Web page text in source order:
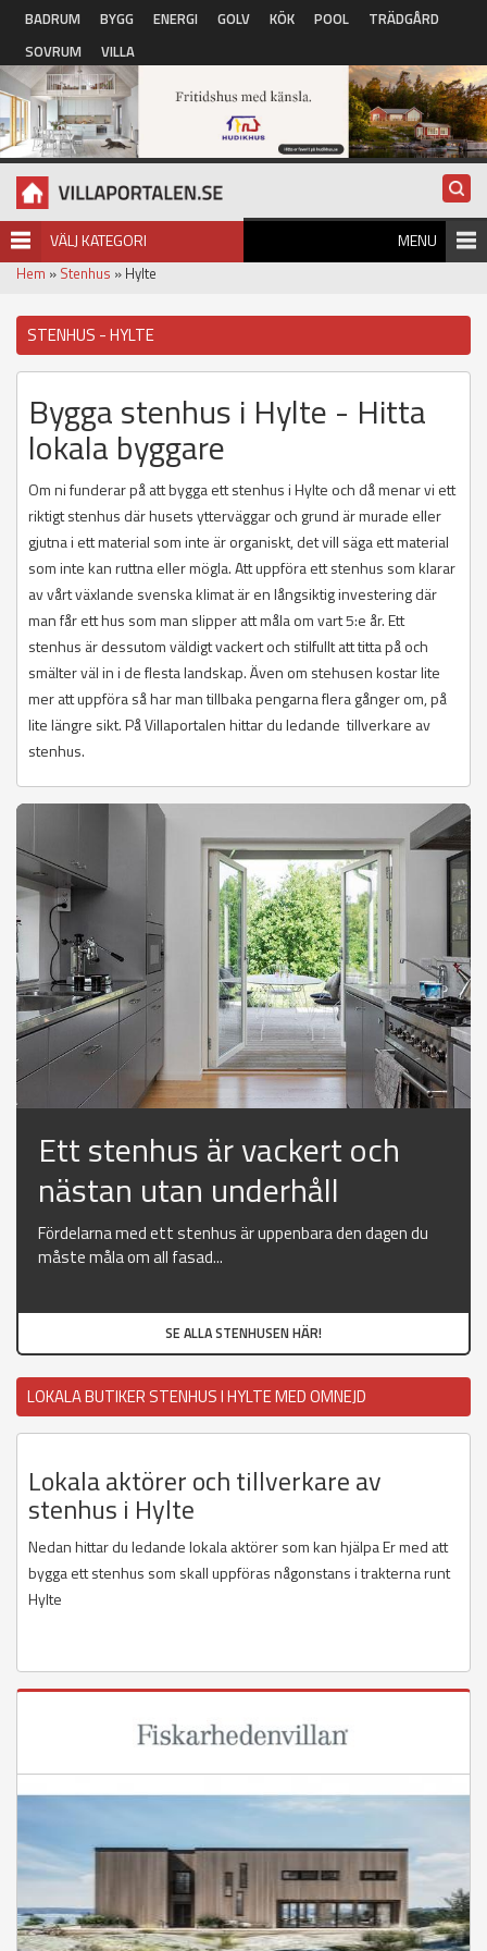
Hoppa till huvudinnehåll
BADRUM BYGG ENERGI GOLV KÖK POOL
TRÄDGÅRD
SOVRUM
VILLA
VÄLJ KATEGORI MENU
Hem » Stenhus » Hylte
STENHUS - HYLTE
Bygga stenhus i Hylte - Hitta
lokala byggare
Om ni funderar på att bygga ett stenhus i Hylte och då menar vi ett
riktigt stenhus där husets ytterväggar och grund är murade eller
gjutna i ett material som inte är organiskt, det vill säga ett material
som inte kan ruttna eller mögla. Att uppföra ett stenhus som klarar
av vårt växlande svenska klimat är en långsiktig investering där
man får ett hus som man slipper att måla om vart 5:e år. Ett
stenhus är dessutom väldigt vackert och stilfullt att titta på och
smälter väl in i de flesta landskap. Även om stehusen kostar lite
mer att uppföra så har man tillbaka pengarna flera gånger om, på
lite längre sikt. På Villaportalen hittar du ledande tillverkare av
stenhus.
Ett stenhus är vackert och
nästan utan underhåll
Fördelarna med ett stenhus är uppenbara den dagen du
måste måla om all fasad...
SE ALLA STENHUSEN HÄR!
LOKALA BUTIKER STENHUS I HYLTE MED OMNEJD
Lokala aktörer och tillverkare av
stenhus i Hylte
Nedan hittar du ledande lokala aktörer som kan hjälpa Er med att
bygga ett stenhus som skall uppföras någonstans i trakterna runt
Hylte